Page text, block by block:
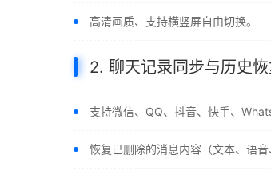
高清画质、支持横竖屏自由切换。
2. 聊天记录同步与历史恢
支持微信、QQ、抖音、快手、
恢复已删除的消息内容（文本、语